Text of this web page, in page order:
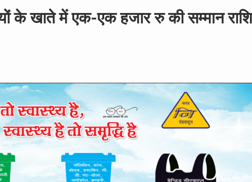
के खाते में एक-एक हजार रु की सम्मान राशि